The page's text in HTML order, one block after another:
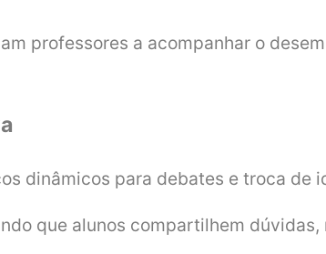
professores a acompanhar o
dinâmicos para debates e troca de
que alunos compartilhem dúvidas,